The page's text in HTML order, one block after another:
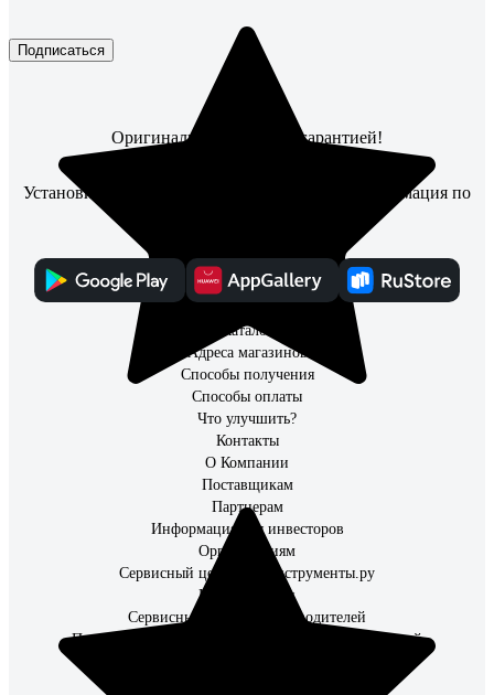
Подписаться
Оригинальные товары с гарантией!
Установите мобильное приложение, чтобы информация по
Каталог
Адреса магазинов
Способы получения
Способы оплаты
Что улучшить?
Контакты
О Компании
Поставщикам
Партнерам
Информация для инвесторов
Организациям
Сервисный центр ВсеИнструменты.ру
Наши закупки
Сервисные центры производителей
Правила применения рекомендательных технологий